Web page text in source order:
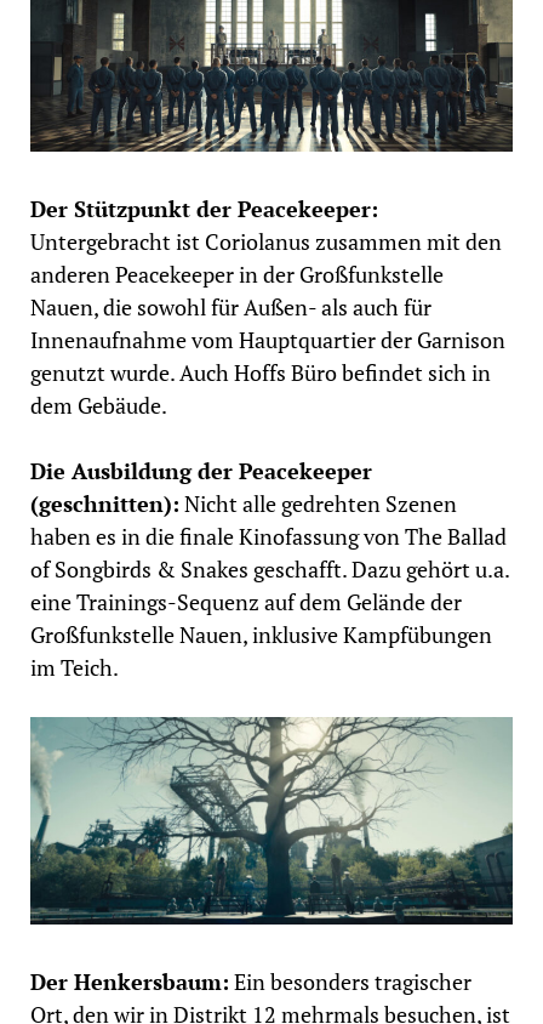
Der Stützpunkt der Peacekeeper:
Untergebracht ist Coriolanus zusammen mit den
anderen Peacekeeper in der Großfunkstelle
Nauen, die sowohl für Außen- als auch für
Innenaufnahme vom Hauptquartier der Garnison
genutzt wurde. Auch Hoffs Büro befindet sich in
dem Gebäude.
Die Ausbildung der Peacekeeper
(geschnitten): Nicht alle gedrehten Szenen
haben es in die finale Kinofassung von The Ballad
of Songbirds & Snakes geschafft. Dazu gehört u.a.
eine Trainings-Sequenz auf dem Gelände der
Großfunkstelle Nauen, inklusive Kampfübungen
im Teich.
Der Henkersbaum: Ein besonders tragischer
Ort, den wir in Distrikt 12 mehrmals besuchen, ist